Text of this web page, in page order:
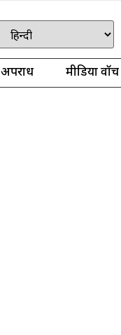
अपराध मीडिया वॉच